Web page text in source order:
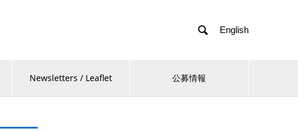
 English
Newsletters / Leaflet 公募情報